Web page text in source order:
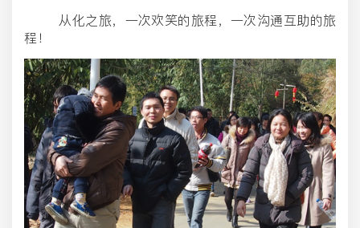
从化之旅，一次欢笑的旅程，一次沟通互助的旅
程！